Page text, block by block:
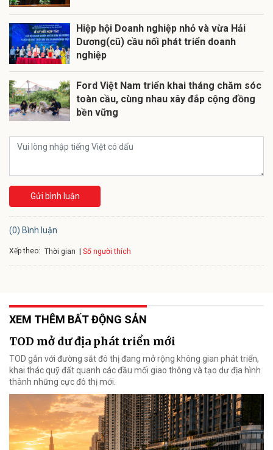
Hiệp hội Doanh nghiệp nhỏ và vừa Hải
Dương(cũ) cầu nối phát triển doanh
nghiệp
Ford Việt Nam triển khai tháng chăm sóc
toàn cầu, cùng nhau xây đắp cộng đồng
bền vững
Gửi bình luận
(0) Bình luận
Xếp theo: Thời gian Số người thích
XEM THÊM BẤT ĐỘNG SẢN
TOD mở dư địa phát triển mới
TOD gắn với đường sắt đô thị đang mở rộng không gian phát triển,
khai thác quỹ đất quanh các đầu mối giao thông và tạo dư địa hình
thành những cực đô thị mới.